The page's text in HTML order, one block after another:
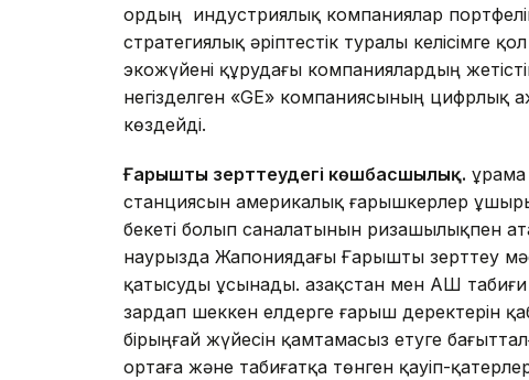
Қордың индустриялық компаниялар
стратегиялық әріптестік туралы келісімге
экожүйені құрудағы компаниялардың
негізделген «GE» компаниясының цифрлық
көздейді.
Ғарышты зерттеудегі көшбасшылық.
станциясын америкалық ғарышкерлер
бекеті болып саналатынын ризашылықпен
наурызда Жапониядағы Ғарышты зерттеу
қатысуды ұсынады. Қазақстан мен АҚШ
зардап шеккен елдерге ғарыш деректерін
бірыңғай жүйесін қамтамасыз етуге
ортаға және табиғатқа төнген қауіп-